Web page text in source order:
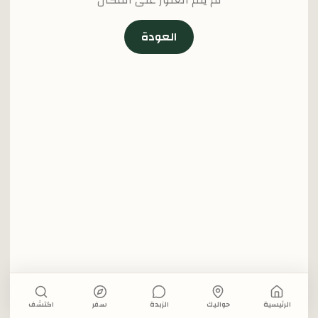
العودة
الرئيسية حواليك الزبدة سفر اكتشف